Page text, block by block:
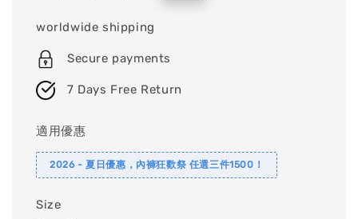
worldwide shipping
Secure payments
7 Days Free Return
適用優惠
2026 - 夏日優惠，內褲狂歡祭 任選三件1500！
Size